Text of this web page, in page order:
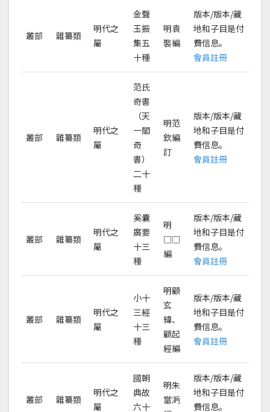
叢部 雜纂類
明代之
屬
金聲
玉振
集五
十種
明袁
褧編
版本/版本/藏
地和子目是付
費信息。
會員註冊
叢部 雜纂類
明代之
屬
范氏
奇書
（天
一閣
奇
書）
二十
種
明范
欽編
訂
版本/版本/藏
地和子目是付
費信息。
會員註冊
叢部 雜纂類
明代之
屬
奚囊
廣要
十三
種
明
□□
編
版本/版本/藏
地和子目是付
費信息。
會員註冊
叢部 雜纂類
明代之
屬
小十
三經
十三
種
明顧
玄
緯、
顧起
經編
版本/版本/藏
地和子目是付
費信息。
會員註冊
叢部 雜纂類
明代之
屬
國朝
典故
六十
明朱
當㴐
版本/版本/藏
地和子目是付
費信息。